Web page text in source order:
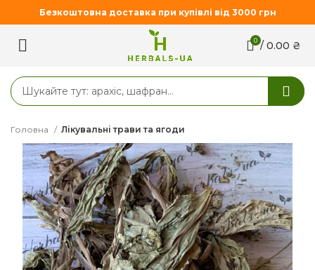
0 / 0.00 ₴
Головна Лікувальні трави та ягоди
Безкоштовна доставка при купівлі від 3000 грн